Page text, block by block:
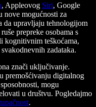
, Appleovog Siri, Google
nove mogućnosti za
da upravljaju tehnologijom
prepreke osobama s
kognitivnim teškoćama,
zadataka.
znači uključivanje.
premošćivanju digitalnog
mogu
u društvu. Pogledajmo
.